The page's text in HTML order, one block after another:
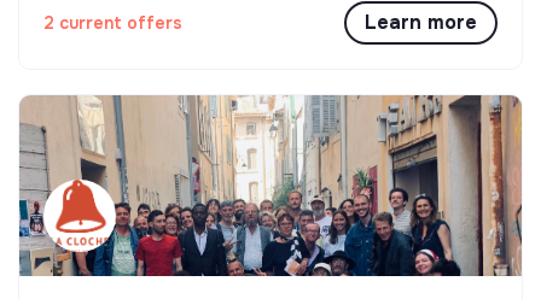
2 current offers Learn more